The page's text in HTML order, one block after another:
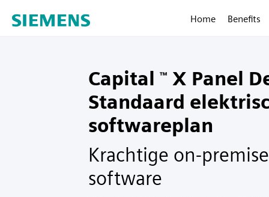
Home Benefits
Capital ™ X Panel
Standaard
softwareplan
Krachtige on-
software